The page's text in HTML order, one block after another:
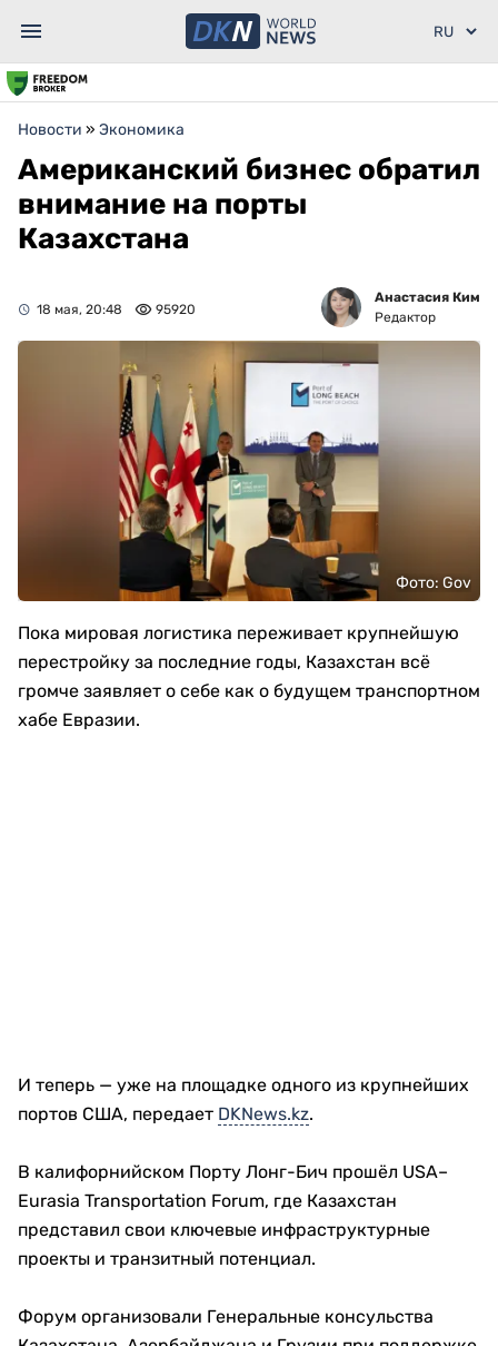
Новости » Экономика
Американский бизнес обратил
внимание на порты
Казахстана
18 мая, 20:48 95920
Анастасия Ким
Редактор
Фото: Gov
Пока мировая логистика переживает крупнейшую
перестройку за последние годы, Казахстан всё
громче заявляет о себе как о будущем транспортном
хабе Евразии.
И теперь — уже на площадке одного из крупнейших
портов США, передает DKNews.kz.
В калифорнийском Порту Лонг-Бич прошёл USA–
Eurasia Transportation Forum, где Казахстан
представил свои ключевые инфраструктурные
проекты и транзитный потенциал.
Форум организовали Генеральные консульства